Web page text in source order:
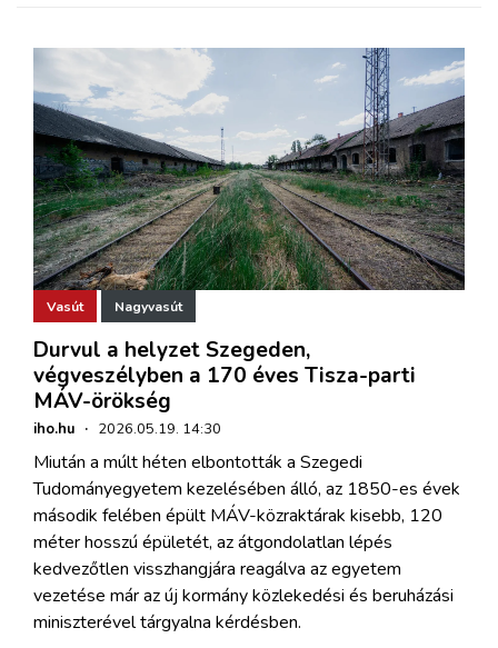
Vasút Nagyvasút
Durvul a helyzet Szegeden,
végveszélyben a 170 éves Tisza-parti
MÁV-örökség
iho.hu · 2026.05.19. 14:30
Miután a múlt héten elbontották a Szegedi
Tudományegyetem kezelésében álló, az 1850-es évek
második felében épült MÁV-közraktárak kisebb, 120
méter hosszú épületét, az átgondolatlan lépés
kedvezőtlen visszhangjára reagálva az egyetem
vezetése már az új kormány közlekedési és beruházási
miniszterével tárgyalna kérdésben.